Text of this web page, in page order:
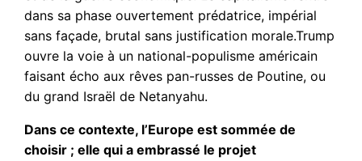
dans sa phase ouvertement prédatrice, impérial
sans façade, brutal sans justification morale.Trump
ouvre la voie à un national-populisme américain
faisant écho aux rêves pan-russes de Poutine, ou
du grand Israël de Netanyahu.
Dans ce contexte, l’Europe est sommée de
choisir ; elle qui a embrassé le projet